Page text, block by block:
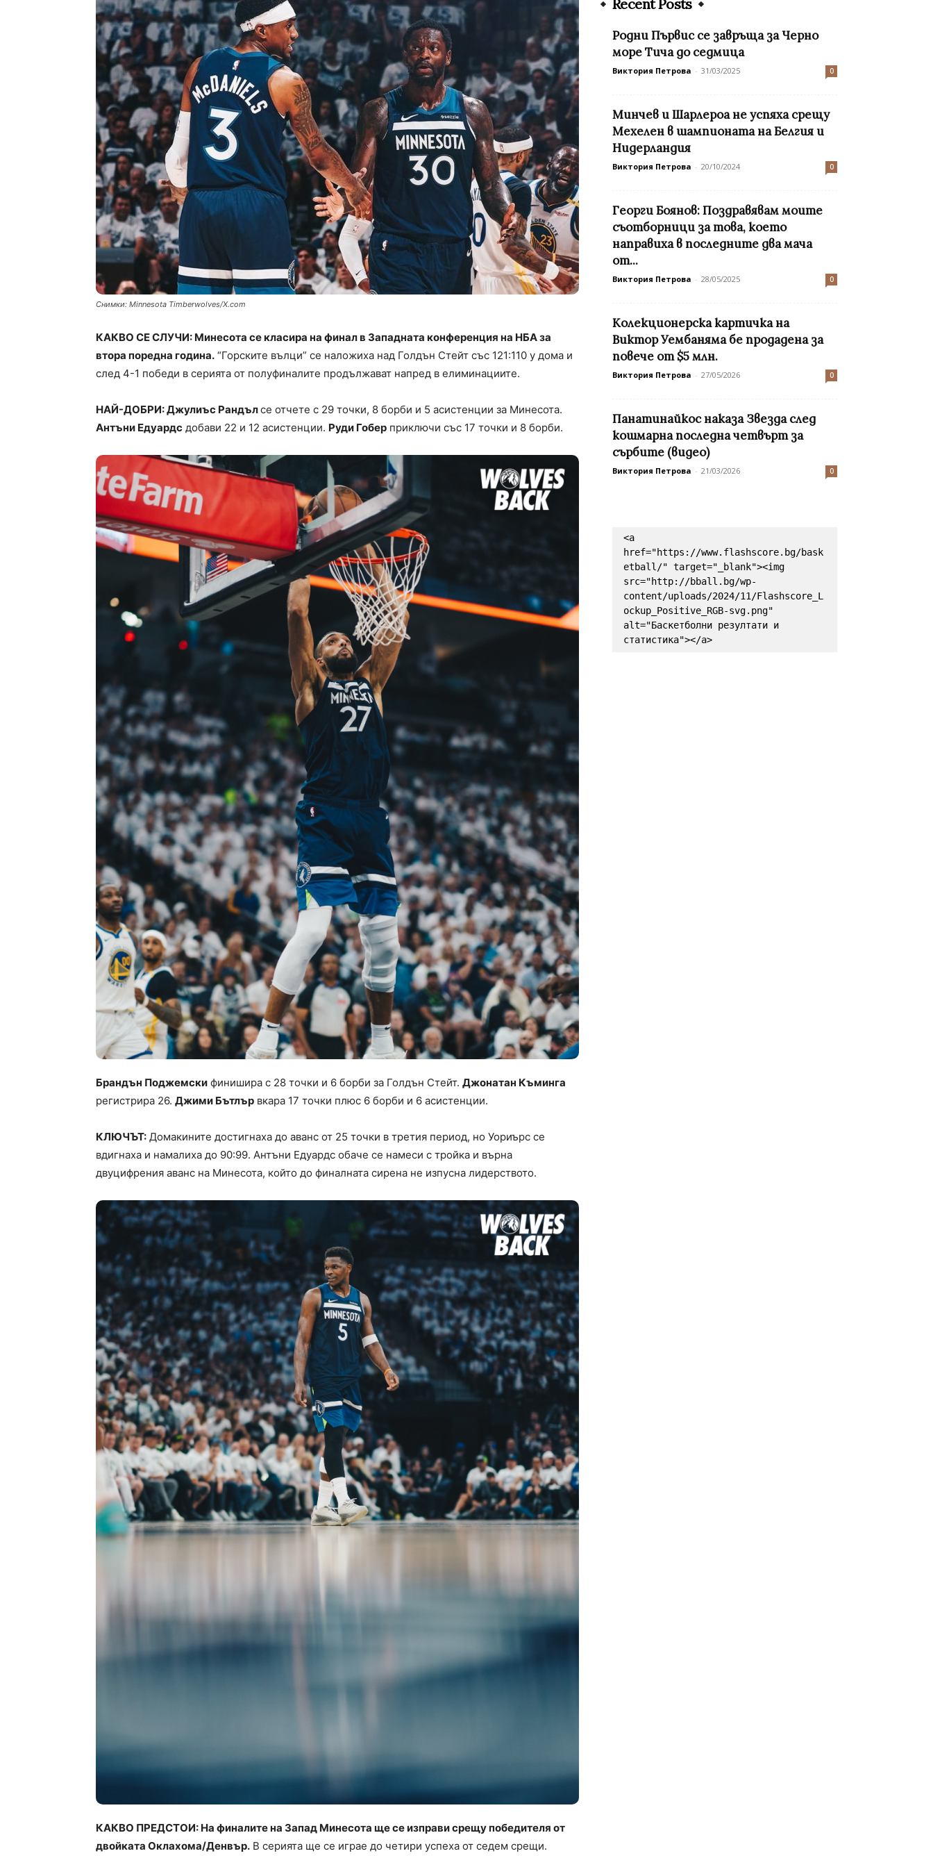
Снимки: Minnesota Timberwolves/X.com
КАКВО СЕ СЛУЧИ: Минесота се класира на финал в Западната конференция на НБА за
втора поредна година. “Горските вълци” се наложиха над Голдън Стейт със 121:110 у дома и
след 4-1 победи в серията от полуфиналите продължават напред в елиминациите.
НАЙ-ДОБРИ: Джулиъс Рандълсе отчете с 29 точки, 8 борби и 5 асистенции за Минесота.
Антъни Едуардс добави 22 и 12 асистенции. Руди Гобер приключи със 17 точки и 8 борби.
Брандън Поджемски финишира с 28 точки и 6 борби за Голдън Стейт. Джонатан Къминга
регистрира 26. Джими Бътлър вкара 17 точки плюс 6 борби и 6 асистенции.
КЛЮЧЪТ: Домакините достигнаха до аванс от 25 точки в третия период, но Уориърс се
вдигнаха и намалиха до 90:99. Антъни Едуардс обаче се намеси с тройка и върна
двуцифрения аванс на Минесота, който до финалната сирена не изпусна лидерството.
КАКВО ПРЕДСТОИ: На финалите на Запад Минесота ще се изправи срещу победителя от
двойката Оклахома/Денвър. В серията ще се играе до четири успеха от седем срещи.
Recent Posts
Родни Първис се завръща за Черно
море Тича до седмица
Виктория Петрова - 31/03/2025 0
Минчев и Шарлероа не успяха срещу
Мехелен в шампионата на Белгия и
Нидерландия
Виктория Петрова - 20/10/2024 0
Георги Боянов: Поздравявам моите
съотборници за това, което
направиха в последните два мача
от...
Виктория Петрова - 28/05/2025 0
Колекционерска картичка на
Виктор Уембаняма бе продадена за
повече от $5 млн.
Виктория Петрова - 27/05/2026 0
Панатинайкос наказа Звезда след
кошмарна последна четвърт за
сърбите (видео)
Виктория Петрова - 21/03/2026 0
<a
href="https://www.flashscore.bg/bask
etball/" target="_blank"><img
src="http://bball.bg/wp-
content/uploads/2024/11/Flashscore_L
ockup_Positive_RGB-svg.png"
alt="Баскетболни резултати и
статистика"></a>